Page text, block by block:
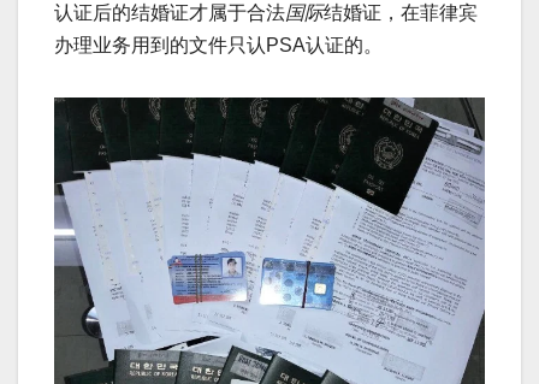
认证后的结婚证才属于合法国际结婚证，在菲律宾
办理业务用到的文件只认PSA认证的。